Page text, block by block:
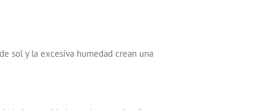
sol y la excesiva humedad crean una